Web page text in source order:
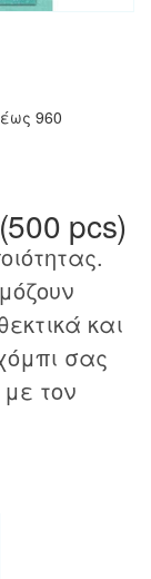
960
pcs)
και
σας
τον